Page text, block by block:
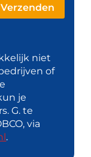
niet
of
je
G. te
via
.